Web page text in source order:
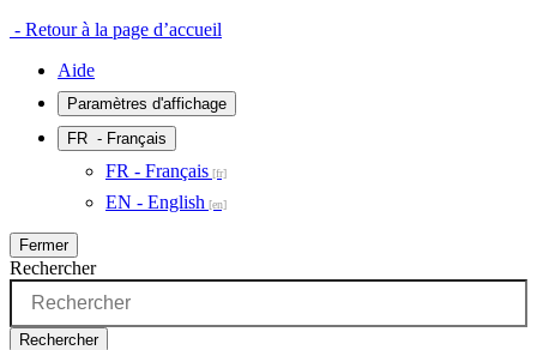
- Retour à la page d’accueil
Aide
Paramètres d'affichage
FR - Français
FR - Français
EN - English
Fermer
Rechercher
Rechercher